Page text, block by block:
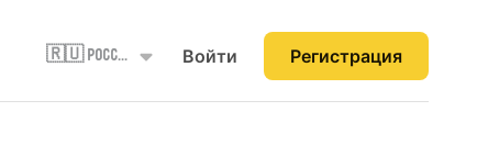
🇷🇺 Россия Войти Регистрация